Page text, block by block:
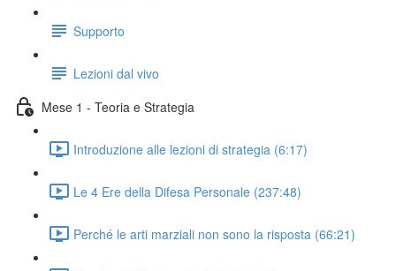
Supporto
Lezioni dal vivo
Mese 1 - Teoria e Strategia
Introduzione alle lezioni di strategia (6:17)
Le 4 Ere della Difesa Personale (237:48)
Perché le arti marziali non sono la risposta (66:21)